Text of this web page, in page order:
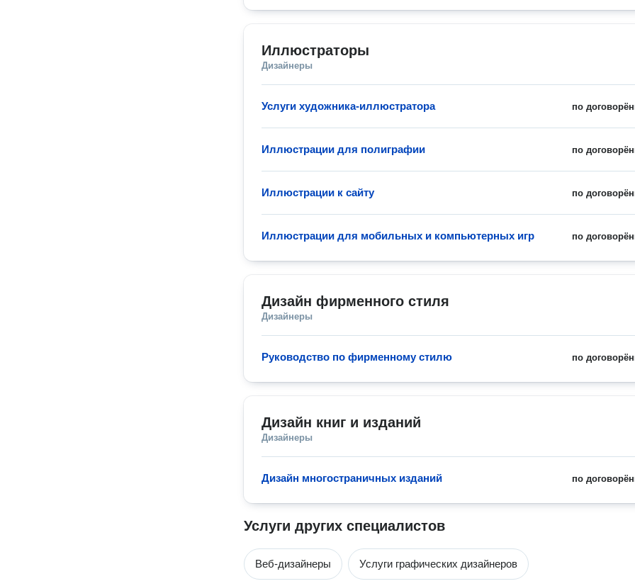
Иллюстраторы
Дизайнеры
по
Услуги художника-иллюстратора
по
Иллюстрации для полиграфии
по
Иллюстрации к сайту
по
Иллюстрации для мобильных и компьютерных игр
Дизайн фирменного стиля
Дизайнеры
по
Руководство по фирменному стилю
Дизайн книг и изданий
Дизайнеры
по
Дизайн многостраничных изданий
Услуги других специалистов
Веб-дизайнеры Услуги графических дизайнеров